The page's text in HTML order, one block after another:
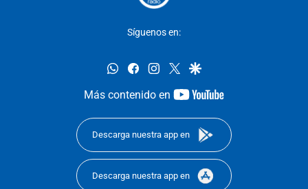
Síguenos en:
whatsappfacebookinstagram
twittergoogle
Más contenido en
youtube-
Descarga nuestra app en
Descarga nuestra app en